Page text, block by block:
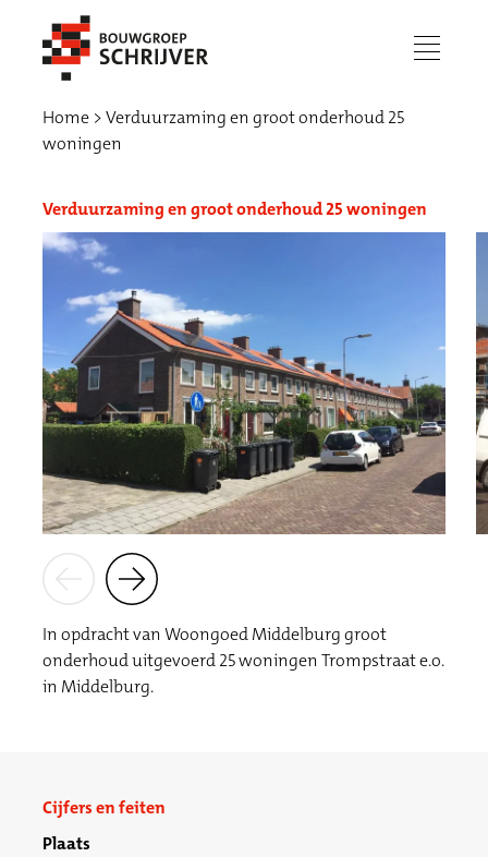
menu
Werken bij
Home
Verduurzaming en groot onderhoud 25
woningen
Verduurzaming en groot onderhoud 25 woningen
In opdracht van Woongoed Middelburg groot
onderhoud uitgevoerd 25 woningen Trompstraat e.o.
in Middelburg.
Cijfers en feiten
Plaats